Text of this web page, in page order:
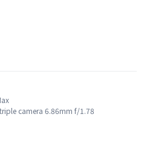
camera 6.86mm f/1.78